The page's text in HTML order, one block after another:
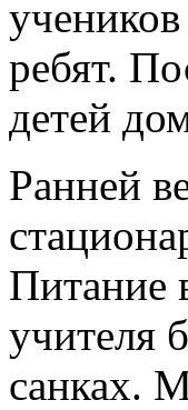
ребят.
детей
Ранней
Питание
учителя
санках.